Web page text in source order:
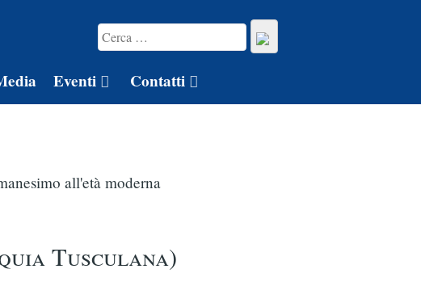
Eventi Contatti
all'età moderna
Tusculana)